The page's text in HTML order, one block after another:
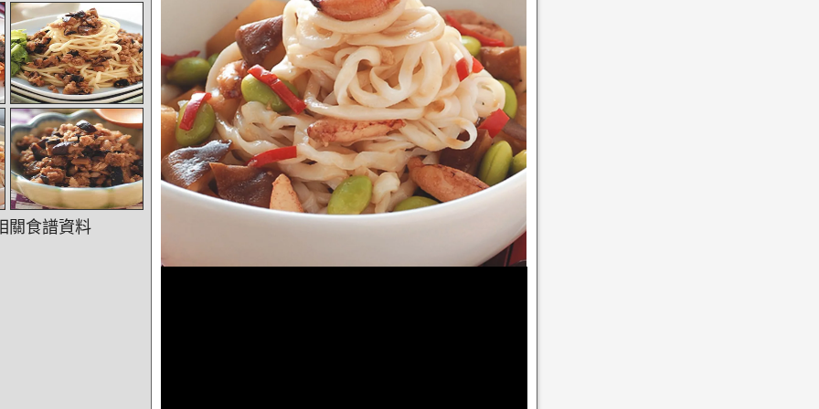
關食譜資料